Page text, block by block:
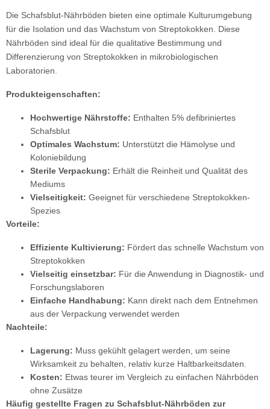
Die Schafsblut-Nährböden bieten eine optimale Kulturumgebung
für die Isolation und das Wachstum von Streptokokken. Diese
Nährböden sind ideal für die qualitative Bestimmung und
Differenzierung von Streptokokken in mikrobiologischen
Laboratorien.
Produkteigenschaften:
Hochwertige Nährstoffe: Enthalten 5% defibriniertes
Schafsblut
Optimales Wachstum: Unterstützt die Hämolyse und
Koloniebildung
Sterile Verpackung: Erhält die Reinheit und Qualität des
Mediums
Vielseitigkeit: Geeignet für verschiedene Streptokokken-
Spezies
Vorteile:
Effiziente Kultivierung: Fördert das schnelle Wachstum von
Streptokokken
Vielseitig einsetzbar: Für die Anwendung in Diagnostik- und
Forschungslaboren
Einfache Handhabung: Kann direkt nach dem Entnehmen
aus der Verpackung verwendet werden
Nachteile:
Lagerung: Muss gekühlt gelagert werden, um seine
Wirksamkeit zu behalten, relativ kurze Haltbarkeitsdaten.
Kosten: Etwas teurer im Vergleich zu einfachen Nährböden
ohne Zusätze
Häufig gestellte Fragen zu Schafsblut-Nährböden zur